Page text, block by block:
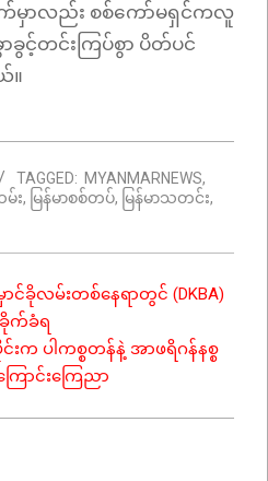
က်မှာလည်း စစ်ကော်မရှင်ကလူ
ခွင့်တင်းကြပ်စွာ ပိတ်ပင်
။
TAGGED: MYANMARNEWS,
း, မြန်မာစစ်တပ်, မြန်မာသတင်း,
ောင်ခိုလမ်းတစ်နေရာတွင် (DKBA)
ခိုက်ခံရ
ပါကစ္စတန်နဲ့ အာဖရိဂန်နစ္စ
ာင်းကြေညာ